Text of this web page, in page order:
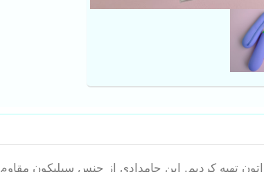
تهیه کردیم. این جامدادی از جنس سیلیکون مقاوم